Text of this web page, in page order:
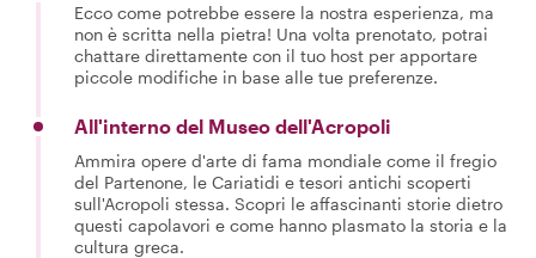
Ecco come potrebbe essere la nostra esperienza, ma
non è scritta nella pietra! Una volta prenotato, potrai
chattare direttamente con il tuo host per apportare
piccole modifiche in base alle tue preferenze.
All'interno del Museo dell'Acropoli
Ammira opere d'arte di fama mondiale come il fregio
del Partenone, le Cariatidi e tesori antichi scoperti
sull'Acropoli stessa. Scopri le affascinanti storie dietro
questi capolavori e come hanno plasmato la storia e la
cultura greca.